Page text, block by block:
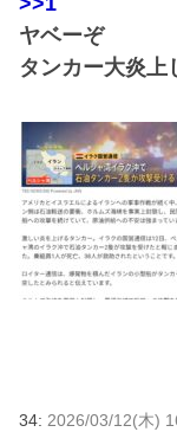
ヤベーぞ
タンカー大炎上
34: 2026/03/12(木)